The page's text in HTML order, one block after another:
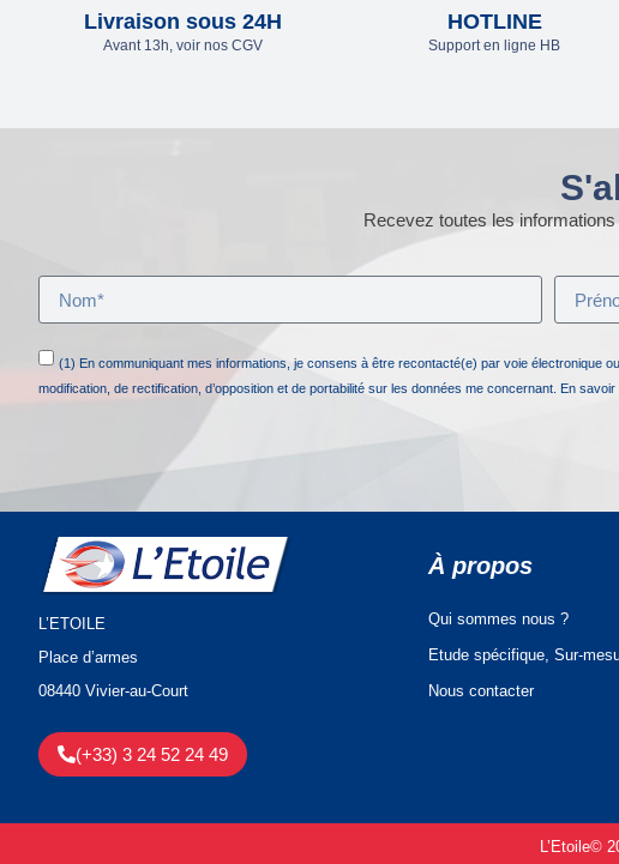
Livraison sous 24H
Avant 13h, voir nos CGV
HOTLINE
Support en ligne HB
Recevez toutes les
(1) En communiquant mes informations, je consens à être recontacté(e) par voie électronique
modification, de rectification, d’opposition et de portabilité sur les données me concernant. En savoir
L’ETOILE
Place d’armes
08440 Vivier-au-Court
(+33) 3 24 52 24 49
À propos
Qui sommes nous ?
Etude spécifique, Sur-
Nous contacter
L’Etoile©